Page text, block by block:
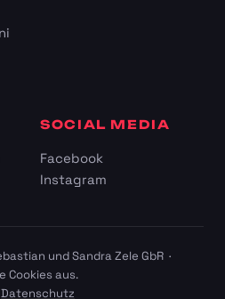
SOCIAL MEDIA
Facebook
Instagram
und Sandra Zele GbR ·
Cookies aus.
Datenschutz